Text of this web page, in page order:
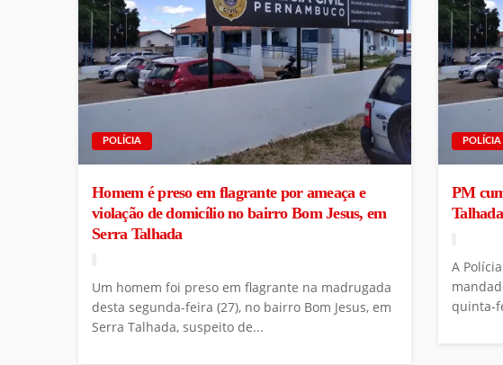
POLÍCIA
Homem é preso em flagrante por ameaça e
violação de domicílio no bairro Bom Jesus, em
Serra Talhada
Um homem foi preso em flagrante na madrugada
desta segunda-feira (27), no bairro Bom Jesus, em
Serra Talhada, suspeito de...
POLÍCIA
PM
Talhada
A
quinta-